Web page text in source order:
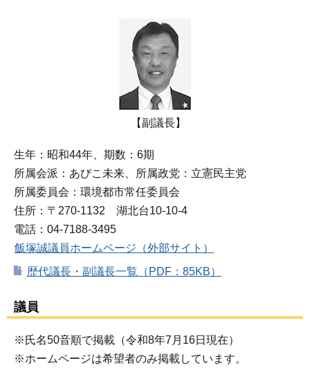
【副議長】
生年：昭和44年、期数：6期
所属会派：あびこ未来、所属政党：立憲民主党
所属委員会：環境都市常任委員会
住所：〒270-1132 湖北台10-10-4
電話：04-7188-3495
飯塚誠議員ホームページ（外部サイト）
歴代議長・副議長一覧（PDF：85KB）
議員
※氏名50音順で掲載（令和8年7月16日現在）
※ホームページは希望者のみ掲載しています。